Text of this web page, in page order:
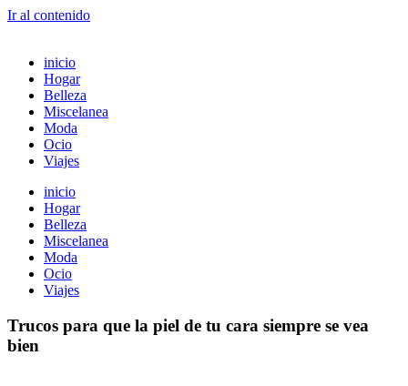
Ir al contenido
inicio
Hogar
Belleza
Miscelanea
Moda
Ocio
Viajes
inicio
Hogar
Belleza
Miscelanea
Moda
Ocio
Viajes
Trucos para que la piel de tu cara siempre se vea
bien